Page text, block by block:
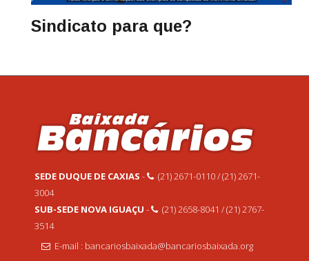
Sindicato para que?
SEDE DUQUE DE CAXIAS -
(21) 2671-0110 / (21) 2671-
3004
SUB-SEDE NOVA IGUAÇU -
(21) 2658-8041 / (21) 2767-
3514
E-mail : bancariosbaixada@bancariosbaixada.org